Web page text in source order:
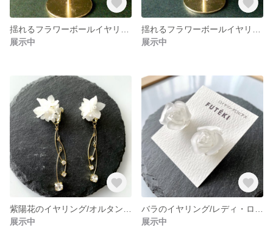
展示中
展示中
展示中
展示中